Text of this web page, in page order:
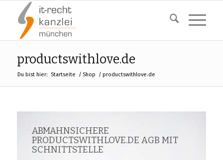
productswithlove.de
Du bist hier: Startseite / Shop / productswithlove.de
ABMAHNSICHERE
PRODUCTSWITHLOVE.DE AGB MIT
SCHNITTSTELLE